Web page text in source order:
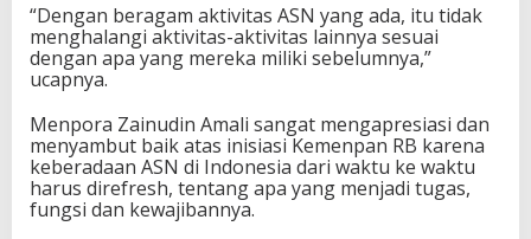
p
i
r
i
A
S
N
“Dengan beragam aktivitas ASN yang ada, itu tidak
menghalangi aktivitas-aktivitas lainnya sesuai
dengan apa yang mereka miliki sebelumnya,”
ucapnya.
Menpora Zainudin Amali sangat mengapresiasi dan
menyambut baik atas inisiasi Kemenpan RB karena
keberadaan ASN di Indonesia dari waktu ke waktu
harus direfresh, tentang apa yang menjadi tugas,
fungsi dan kewajibannya.